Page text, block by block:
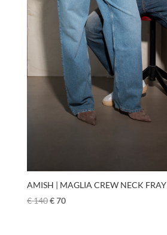
AMISH | MAGLIA CREW NECK FRAY
€140€70